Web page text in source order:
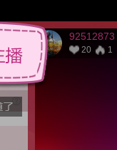
92512873
20 1